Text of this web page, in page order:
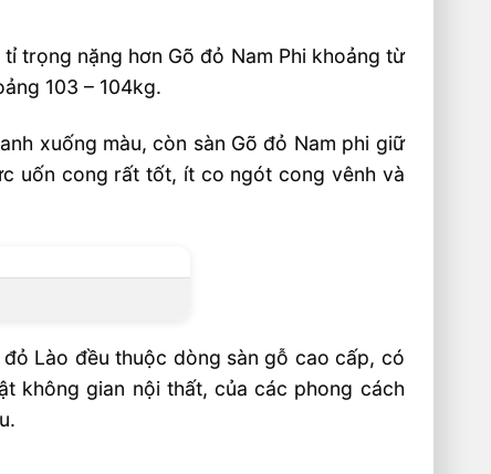
trọng nặng hơn Gõ đỏ Nam Phi khoảng từ
103 – 104kg.
xuống màu, còn sàn Gõ đỏ Nam phi giữ
uốn cong rất tốt, ít co ngót cong vênh và
Lào đều thuộc dòng sàn gỗ cao cấp, có
không gian nội thất, của các phong cách